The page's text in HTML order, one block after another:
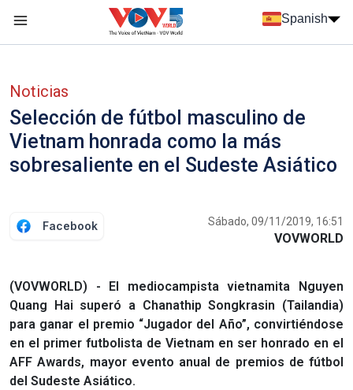
Spanish
Noticias
Selección de fútbol masculino de
Vietnam honrada como la más
sobresaliente en el Sudeste Asiático
Facebook Sábado, 09/11/2019, 16:51
VOVWORLD
(VOVWORLD) - El mediocampista vietnamita Nguyen
Quang Hai superó a Chanathip Songkrasin (Tailandia)
para ganar el premio “Jugador del Año”, convirtiéndose
en el primer futbolista de Vietnam en ser honrado en el
AFF Awards, mayor evento anual de premios de fútbol
del Sudeste Asiático.